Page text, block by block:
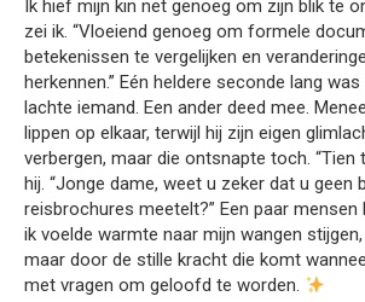
Ik hief mijn kin net genoeg om zijn blik te
zei ik. “Vloeiend genoeg om formele
betekenissen te vergelijken en
herkennen.” Eén heldere seconde lang
lachte iemand. Een ander deed mee.
lippen op elkaar, terwijl hij zijn eigen
verbergen, maar die ontsnapte toch. “Tien
hij. “Jonge dame, weet u zeker dat u geen
reisbrochures meetelt?” Een paar mensen
ik voelde warmte naar mijn wangen
maar door de stille kracht die komt
met vragen om geloofd te worden.